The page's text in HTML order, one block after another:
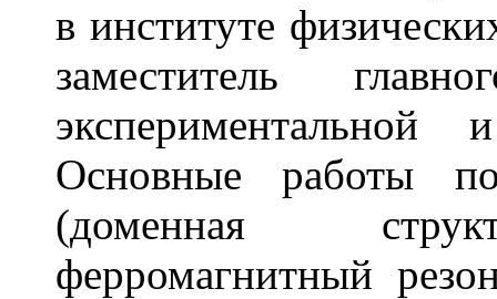
в институте
заместитель
экспериментальной
Основные работы
(доменная
ферромагнитный